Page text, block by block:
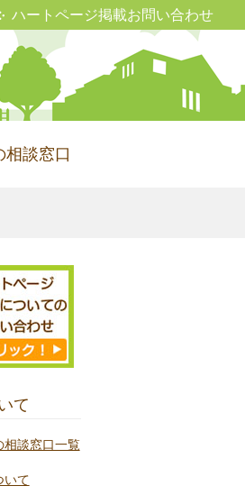
ハートページ掲載お問い合わせ
相談窓口
て
相談窓口一覧
いて